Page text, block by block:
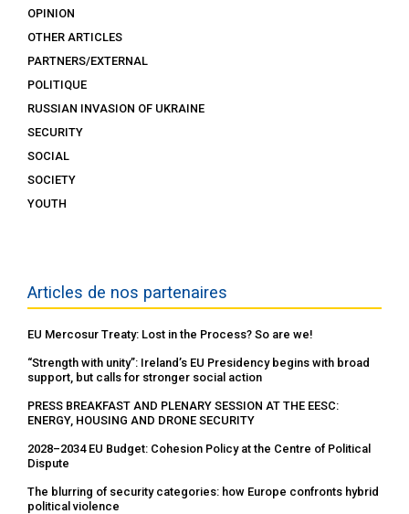
OPINION
OTHER ARTICLES
PARTNERS/EXTERNAL
POLITIQUE
RUSSIAN INVASION OF UKRAINE
SECURITY
SOCIAL
SOCIETY
YOUTH
Articles de nos partenaires
EU Mercosur Treaty: Lost in the Process? So are we!
“Strength with unity”: Ireland’s EU Presidency begins with broad
support, but calls for stronger social action
PRESS BREAKFAST AND PLENARY SESSION AT THE EESC:
ENERGY, HOUSING AND DRONE SECURITY
2028–2034 EU Budget: Cohesion Policy at the Centre of Political
Dispute
The blurring of security categories: how Europe confronts hybrid
political violence